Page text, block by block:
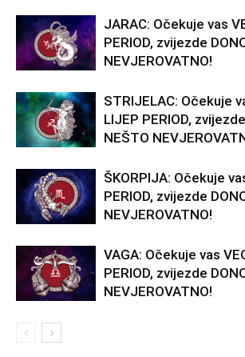
JARAC: Očekuje vas
PERIOD, zvijezde
NEVJEROVATNO!
STRIJELAC: Očekuje
LIJEP PERIOD,
NEŠTO
ŠKORPIJA: Očekuje
PERIOD, zvijezde
NEVJEROVATNO!
VAGA: Očekuje vas
PERIOD, zvijezde
NEVJEROVATNO!